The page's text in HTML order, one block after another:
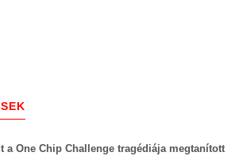
a One Chip Challenge tragédiája megtanított